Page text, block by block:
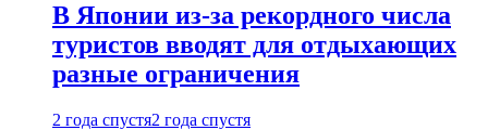
В Японии из-за рекордного числа
туристов вводят для отдыхающих
разные ограничения
2 года спустя2 года спустя